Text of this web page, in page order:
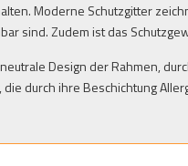
Moderne Schutzgitter
sind. Zudem ist das
Design der Rahmen,
durch ihre Beschichtung